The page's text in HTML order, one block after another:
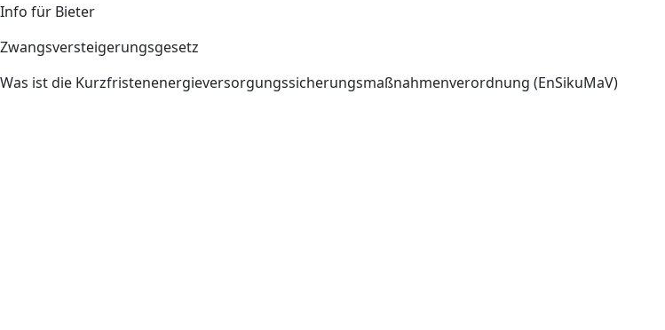
Info für Bieter
Zwangsversteigerungsgesetz
Was ist die Kurzfristenenergieversorgungssicherungsmaßnahmenverordnung (EnSikuMaV)